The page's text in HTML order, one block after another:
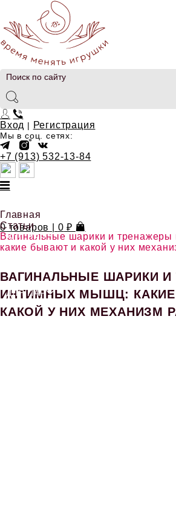
Вход | Регистрация
Мы в соц. сетях:
+7 (913) 532-13-84
ДЛЯ НЕЁ
ДЛЯ ПАР
0 товаров 0 ₽
Главная
Статьи
Вагинальные шарики и
какие бывают и какой у них
ВАГИНАЛЬНЫЕ ШАРИКИ
ИНТИМНЫХ МЫШЦ:
КАКОЙ У НИХ МЕХАНИЗМ